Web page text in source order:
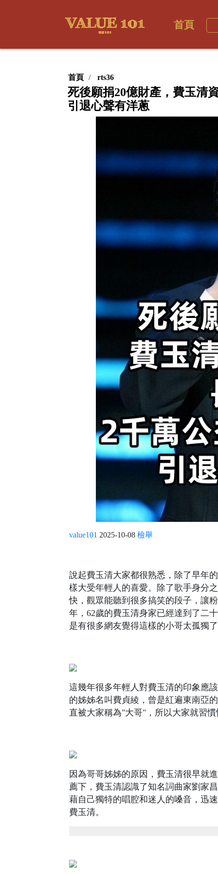
首頁
首頁 rts36
死後願捐20億財產，費玉清
引退心聲有洋蔥
value101 2025-10-08 檢舉
說起費玉清大家都很熟悉，除了早年
樣大受年輕人的喜愛。除了歌手身分
快，觀眾能聽到很多搞笑的段子，讓
年，62歲的費玉清身家已經達到了二
是有很多網友覺得這樣的小哥太孤獨
這幾年很多年輕人對費玉清的印象應
的姊姊名叫費貞綾，曾是紅遍東南亞
直被大家稱為"大哥"，所以大家就習
因為哥哥姊姊的原因，費玉清很早就
薦下，費玉清認識了知名詞曲家劉家
藉自己獨特的唱腔和迷人的嗓音，迅
費玉清。